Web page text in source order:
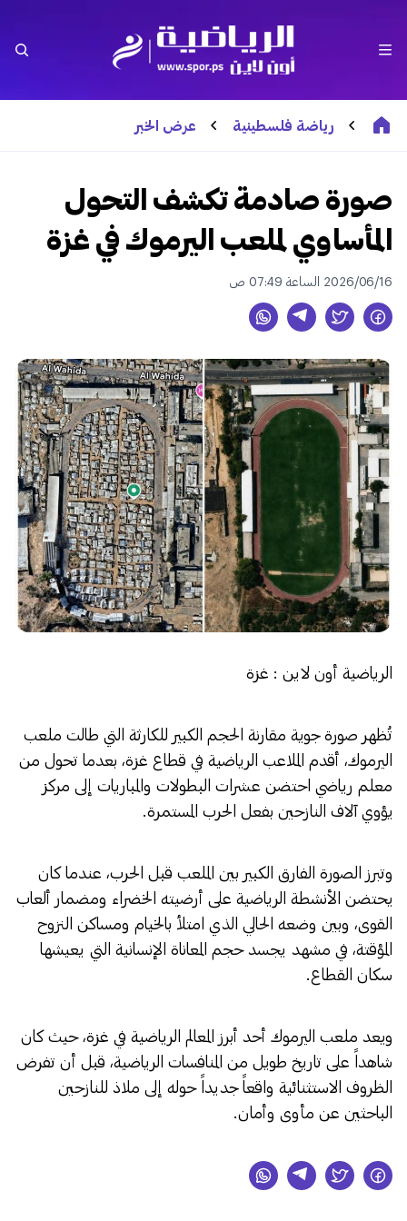
رياضة فلسطينية عرض الخبر
صورة صادمة تكشف التحول
المأساوي لملعب اليرموك في غزة
2026/06/16 الساعة 07:49 ص
الرياضية أون لاين : غزة
تُظهر صورة جوية مقارنة الحجم الكبير للكارثة التي طالت ملعب
اليرموك، أقدم الملاعب الرياضية في قطاع غزة، بعدما تحول من
معلم رياضي احتضن عشرات البطولات والمباريات إلى مركز
يؤوي آلاف النازحين بفعل الحرب المستمرة.
وتبرز الصورة الفارق الكبير بين الملعب قبل الحرب، عندما كان
يحتضن الأنشطة الرياضية على أرضيته الخضراء ومضمار ألعاب
القوى، وبين وضعه الحالي الذي امتلأ بالخيام ومساكن النزوح
المؤقتة، في مشهد يجسد حجم المعاناة الإنسانية التي يعيشها
سكان القطاع.
ويعد ملعب اليرموك أحد أبرز المعالم الرياضية في غزة، حيث كان
شاهداً على تاريخ طويل من المنافسات الرياضية، قبل أن تفرض
الظروف الاستثنائية واقعاً جديداً حوله إلى ملاذ للنازحين
الباحثين عن مأوى وأمان.